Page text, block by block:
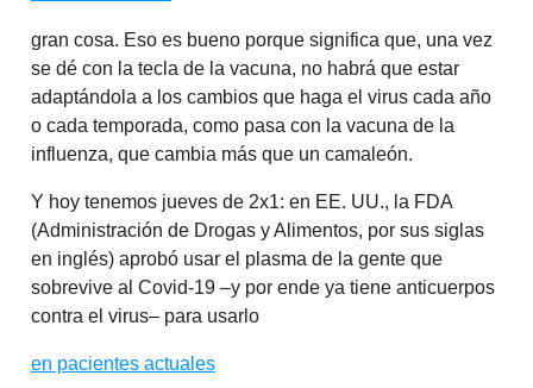
gran cosa. Eso es bueno porque significa que, una vez
se dé con la tecla de la vacuna, no habrá que estar
adaptándola a los cambios que haga el virus cada año
o cada temporada, como pasa con la vacuna de la
influenza, que cambia más que un camaleón.
Y hoy tenemos jueves de 2x1: en EE. UU., la FDA
(Administración de Drogas y Alimentos, por sus siglas
en inglés) aprobó usar el plasma de la gente que
sobrevive al Covid-19 –y por ende ya tiene anticuerpos
contra el virus– para usarlo
en pacientes actuales